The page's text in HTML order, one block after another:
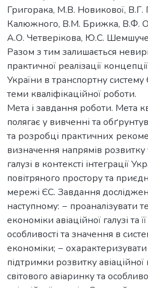
Григорака, М.В. Новикової, В.Г.
Калюжного, В.М. Брижка, В.Ф.
А.О. Четверікова, Ю.С.
Разом з тим залишається
практичної реалізації концепції
України в транспортну
теми кваліфікаційної роботи.
Мета і завдання роботи. Мета
полягає у вивченні та
та розробці практичних
визначення напрямів розвитку
галузі в контексті інтеграції
повітряного простору та
мережі ЄС. Завдання
наступному: − проаналізувати
економіки авіаційної галузі та
особливості та значення в
економіки; −
підтримки розвитку авіаційної
світового авіаринку та